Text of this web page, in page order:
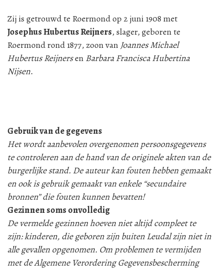
Zij is getrouwd te Roermond op 2 juni 1908 met
Josephus Hubertus Reijners, slager, geboren te
Roermond rond 1877, zoon van Joannes Michael
Hubertus Reijnersen Barbara Francisca Hubertina
Nijsen.
Gebruik van de gegevens
Het wordt aanbevolen overgenomen persoonsgegevens
te controleren aan de hand van de originele akten van de
burgerlijke stand. De auteur kan fouten hebben gemaakt
en ook is gebruik gemaakt van enkele “secundaire
bronnen” die fouten kunnen bevatten!
Gezinnen soms onvolledig
De vermelde gezinnen hoeven niet altijd compleet te
zijn: kinderen, die geboren zijn buiten Leudal zijn niet in
alle gevallen opgenomen. Om problemen te vermijden
met de Algemene Verordering Gegevensbescherming